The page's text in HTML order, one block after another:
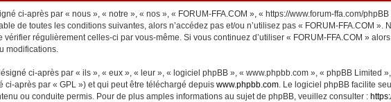
ci-après par « nous », « notre », « nos », « FORUM-FFA.COM », « https://www.forum-ffa.com/
de toutes les conditions suivantes, alors n’accédez pas et/ou n’utilisez pas « FORUM-FFA.COM
vérifier régulièrement celles-ci par vous-même. Si vous continuez d’utiliser « FORUM-FFA.COM »
modifications.
ci-après par « ils », « eux », « leur », « logiciel phpBB », « www.phpbb.com », « phpBB Limited
ci-après par « GPL ») et qui peut être téléchargé depuis www.phpbb.com. Le logiciel phpBB facilite
ou conduite permis. Pour de plus amples informations au sujet de phpBB, veuillez consulter :